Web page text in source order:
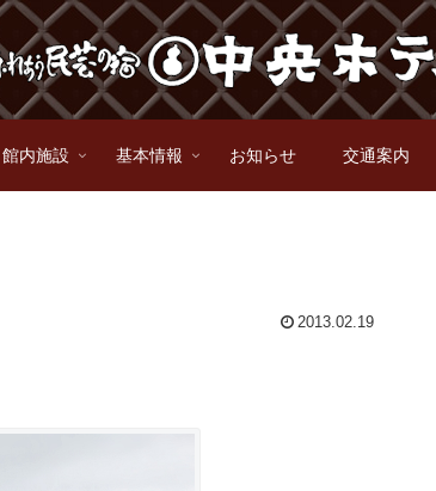
館内施設 基本情報 お知らせ 交通案内
2013.02.19